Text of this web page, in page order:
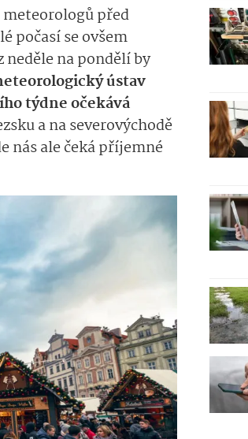
před
počasí se ovšem
na pondělí by
ústav
týdne očekává
a na severovýchodě
nás ale čeká příjemné